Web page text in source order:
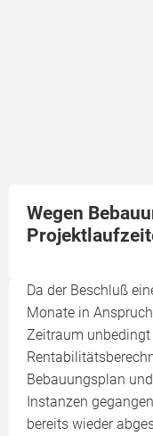
Wegen
Da der Beschluß
Monate in
Zeitraum
Bebauungsplan
Instanzen
bereits wieder